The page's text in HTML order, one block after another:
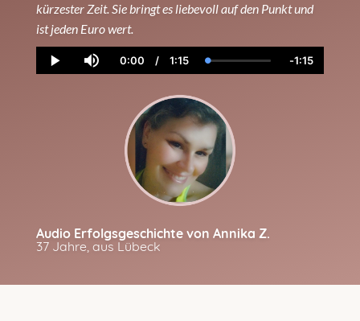
kürzester Zeit. Sie bringt es liebevoll auf den Punkt und
ist jeden Euro wert.
Play Mute
Current
Time
0:00 / Duration
1:15 Loaded:
2.70%
Remaining
Time
-1:15
Audio Erfolgsgeschichte von Annika Z.
37 Jahre, aus Lübeck